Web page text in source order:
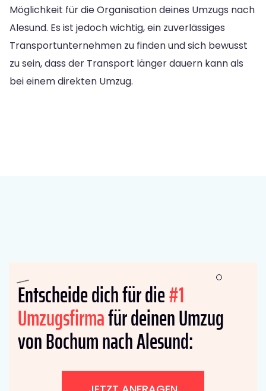
Möglichkeit für die Organisation deines Umzugs nach
Alesund. Es ist jedoch wichtig, ein zuverlässiges
Transportunternehmen zu finden und sich bewusst
zu sein, dass der Transport länger dauern kann als
bei einem direkten Umzug.
Entscheide dich für die#1
Umzugsfirmafür deinen Umzug
von Bochum nach Alesund: